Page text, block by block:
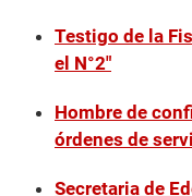
Testigo de la
el N°2″
Hombre de
órdenes de
Secretaria de